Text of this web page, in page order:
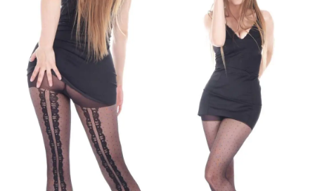
Podkolanówki i
skarpetki
Wszystkie
produkty
Recenzje
Rozwiń
menu
potomne